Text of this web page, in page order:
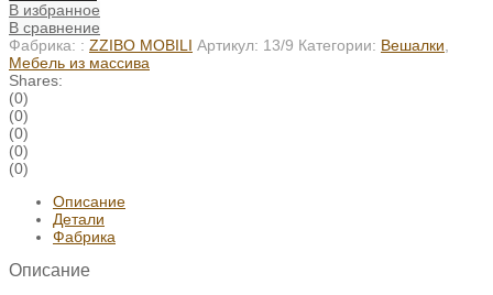
В избранное
В сравнение
Фабрика: : ZZIBO MOBILI Артикул: 13/9 Категории: Вешалки
Мебель из массива
Shares:
(0)
(0)
(0)
(0)
(0)
Описание
Детали
Фабрика
Описание